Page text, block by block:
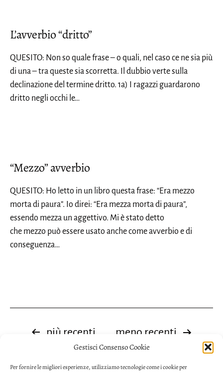
Gestisci Consenso Cookie
Per fornire le migliori esperienze, utilizziamo tecnologie come i cookie per
L’avverbio “dritto”
QUESITO: Non so quale frase – o quali, nel caso ce ne sia più
di una – tra queste sia scorretta. Il dubbio verte sulla
declinazione del termine dritto. 1a) I ragazzi guardarono
dritto negli occhi le…
“Mezzo” avverbio
QUESITO: Ho letto in un libro questa frase: “Era mezzo
morta di paura”. Io direi: “Era mezza morta di paura”,
essendo mezza un aggettivo. Mi è stato detto
che mezzo può essere usato anche come avverbio e di
conseguenza…
Paginazione
più recenti meno recenti